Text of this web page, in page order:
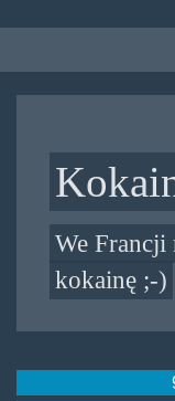
treści
We Francji
kokainę ;-)